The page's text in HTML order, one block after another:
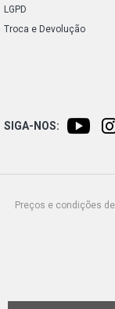
LGPD
Troca e Devolução
SIGA-NOS:
Preços e condições